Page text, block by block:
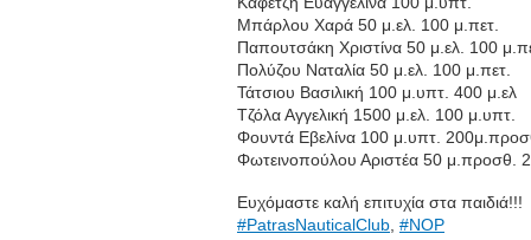
Μπάρλου Χαρά 50 μ.ελ. 100 μ.πετ.
Παπουτσάκη Χριστίνα 50 μ.ελ. 100
Πολύζου Ναταλία 50 μ.ελ. 100 μ.πετ.
Τάτσιου Βασιλική 100 μ.υπτ. 400 μ.ελ
Τζόλα Αγγελική 1500 μ.ελ. 100 μ.υπτ.
Φουντά Εβελίνα 100 μ.υπτ.
Φωτεινοπούλου Αριστέα 50 μ.προσθ.
Ευχόμαστε καλή επιτυχία στα παιδιά!!!
#PatrasNauticalClub #NOP